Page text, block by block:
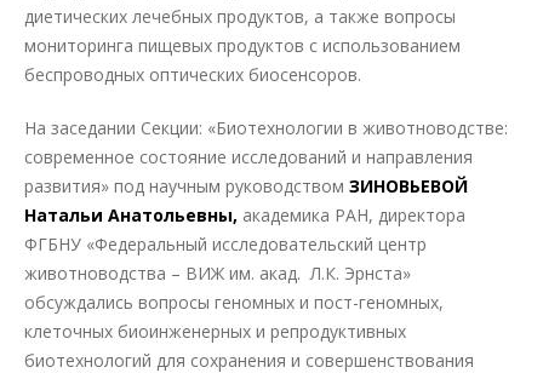
диетических лечебных продуктов, а также вопросы
мониторинга пищевых продуктов с использованием
беспроводных оптических биосенсоров.
На заседании Секции: «Биотехнологии в животноводстве:
современное состояние исследований и направления
развития» под научным руководством ЗИНОВЬЕВОЙ
Натальи Анатольевны, академика РАН, директора
ФГБНУ «Федеральный исследовательский центр
животноводства – ВИЖ им. акад. Л.К. Эрнста»
обсуждались вопросы геномных и пост-геномных,
клеточных биоинженерных и репродуктивных
биотехнологий для сохранения и совершенствования